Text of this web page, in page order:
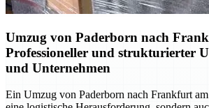
Umzug von Paderborn nach
Professioneller und strukturierter
und Unternehmen
Ein Umzug von Paderborn nach Frankfurt